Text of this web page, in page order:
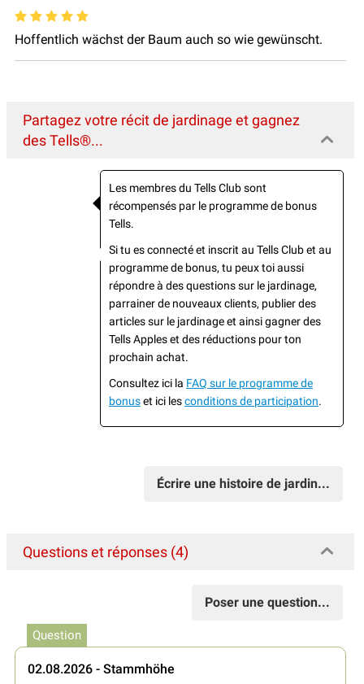
Hoffentlich wächst der Baum auch so wie gewünscht.
Partagez votre récit de jardinage et gagnez
des Tells®...
Les membres du Tells Club sont
récompensés par le programme de bonus
Tells.
Si tu es connecté et inscrit au Tells Club et au
programme de bonus, tu peux toi aussi
répondre à des questions sur le jardinage,
parrainer de nouveaux clients, publier des
articles sur le jardinage et ainsi gagner des
Tells Apples et des réductions pour ton
prochain achat.
Consultez ici la FAQ sur le programme de
bonuset ici lesconditions de participation.
Écrire une histoire de jardin...
Questions et réponses (4)
Poser une question...
Question
02.08.2026 - Stammhöhe